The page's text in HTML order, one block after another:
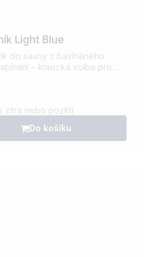
Light Blue
do sauny z bavlněného
– klasická volba pro
zítra nebo pozítří
Do košíku